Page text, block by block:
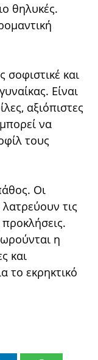
θηλυκές.
σοφιστικέ και
Είναι
αξιόπιστες
να
τους
Οι
λατρεύουν τις
η
και
το εκρηκτικό